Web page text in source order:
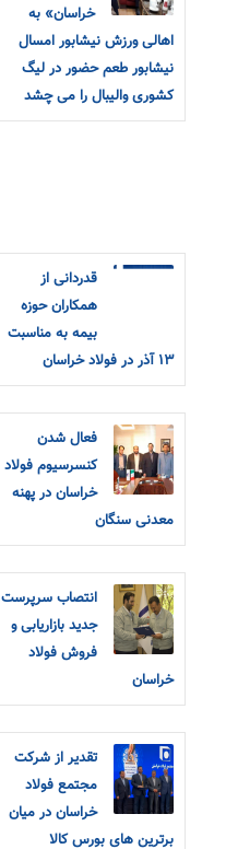
خراسان» به
اهالی ورزش نیشابور امسال
نیشابور طعم حضور در لیگ
کشوری والیبال را می چشد
قدردانی از
همکاران حوزه
بیمه به مناسبت
۱۳ آذر در فولاد خراسان
فعال شدن
کنسرسیوم فولاد
خراسان در پهنه
معدنی سنگان
انتصاب سرپرست
جدید بازاریابی و
فروش فولاد
خراسان
تقدیر از شرکت
مجتمع فولاد
خراسان در میان
برترین های بورس کالا